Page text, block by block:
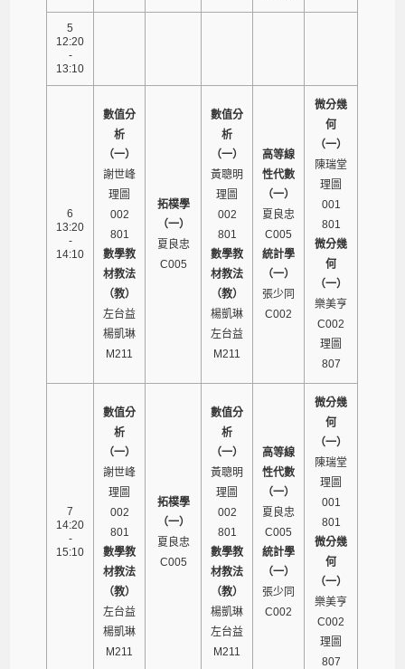
5
12:20
-
13:10
6
13:20
-
14:10
數值分
析
（一）
謝世峰
理圖
002
801
數學教
材教法
（教）
左台益
楊凱琳
M211
拓樸學
（一）
夏良忠
C005
數值分
析
（一）
黃聰明
理圖
002
801
數學教
材教法
（教）
楊凱琳
左台益
M211
高等線
性代數
（一）
夏良忠
C005
統計學
（一）
張少同
C002
微分幾
何
（一）
陳瑞堂
理圖
001
801
微分幾
何
（一）
樂美亨
C002
理圖
807
7
14:20
-
15:10
數值分
析
（一）
謝世峰
理圖
002
801
數學教
材教法
（教）
左台益
楊凱琳
M211
拓樸學
（一）
夏良忠
C005
數值分
析
（一）
黃聰明
理圖
002
801
數學教
材教法
（教）
楊凱琳
左台益
M211
高等線
性代數
（一）
夏良忠
C005
統計學
（一）
張少同
C002
微分幾
何
（一）
陳瑞堂
理圖
001
801
微分幾
何
（一）
樂美亨
C002
理圖
807